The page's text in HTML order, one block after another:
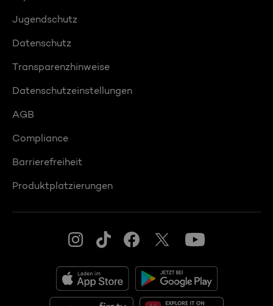
Jugendschutz
Datenschutz
Transparenzhinweise
Datenschutzeinstellungen
AGB
Compliance
Barrierefreiheit
Produktplatzierungen